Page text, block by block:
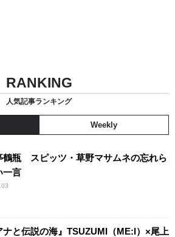
RANKING
人気記事ランキング
Weekly
鶴瓶 スピッツ・草野マサムネの忘れら
一言
ナと伝説の海』TSUZUMI（ME:I）×尾上